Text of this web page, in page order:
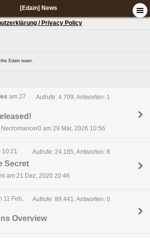
[Edain] News
/ Privacy Policy
Edain team.
am 27
Aufrufe: 4.709, Antworten: 1
am 29 Mär, 2026 10:56
10:21 Aufrufe: 24.185, Antworten: 8
Secret
am 21 Dez, 2020 20:46
11 Feb,
Aufrufe: 89.441, Antworten: 0
Overview